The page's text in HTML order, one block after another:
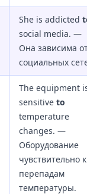
She is addicted
social media. —
Она зависима
социальных
The equipment
sensitive to
temperature
changes. —
Оборудование
чувствительно к
перепадам
температуры.